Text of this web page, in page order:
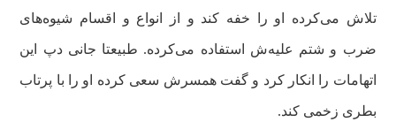
تلاش می‌کرده او را خفه کند و از انواع و اقسام شیوه‌های
ضرب و شتم علیه‌ش استفاده می‌کرده. طبیعتا جانی دپ این
اتهامات را انکار کرد و گفت همسرش سعی کرده او را با پرتاب
بطری زخمی کند.